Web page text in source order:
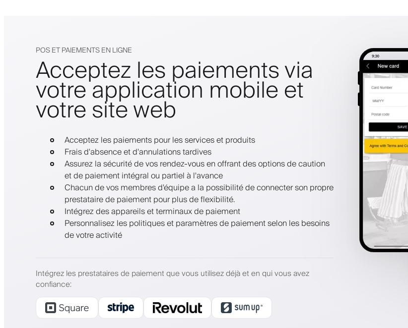
POS ET PAIEMENTS EN LIGNE
Acceptez les paiements via
votre application mobile et
votre site web
Acceptez les paiements pour les services et produits
Frais d'absence et d'annulations tardives
Assurez la sécurité de vos rendez-vous en offrant des options de caution
et de paiement intégral ou partiel à l'avance
Chacun de vos membres d'équipe a la possibilité de connecter son propre
prestataire de paiement pour plus de flexibilité.
Intégrez des appareils et terminaux de paiement
Personnalisez les politiques et paramètres de paiement selon les besoins
de votre activité
Intégrez les prestataires de paiement que vous utilisez déjà et en qui vous avez
confiance: